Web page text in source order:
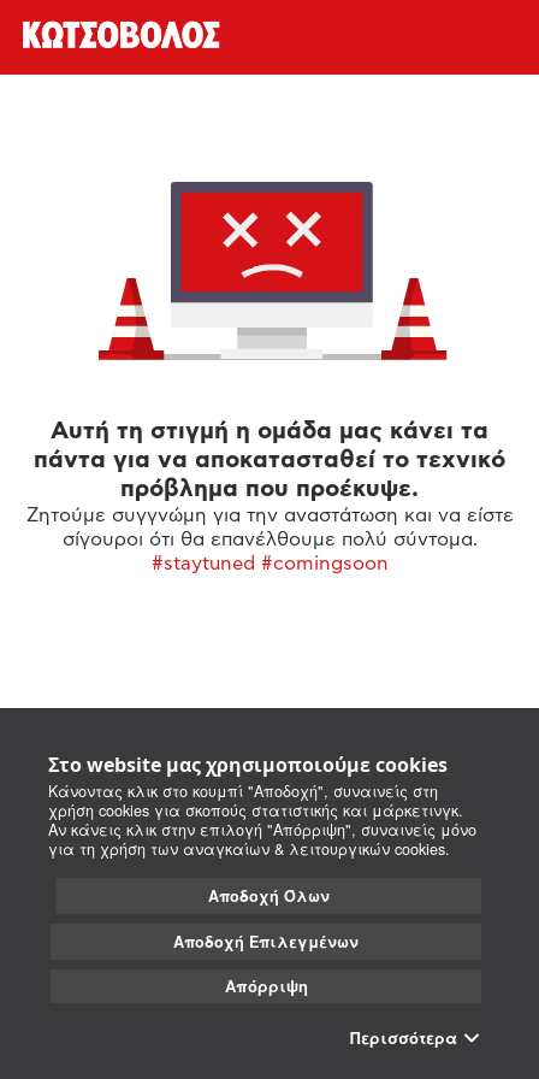
Στο website μας χρησιμοποιούμε cookies
Κάνοντας κλικ στο κουμπί "Αποδοχή", συναινείς στη
χρήση cookies για σκοπούς στατιστικής και μάρκετινγκ.
Αν κάνεις κλικ στην επιλογή "Απόρριψη", συναινείς μόνο
για τη χρήση των αναγκαίων & λειτουργικών cookies.
Αποδοχή Όλων
Αποδοχή Επιλεγμένων
Απόρριψη
Περισσότερα
Αυτή τη στιγμή η ομάδα μας κάνει τα
πάντα για να αποκατασταθεί το τεχνικό
πρόβλημα που προέκυψε.
Ζητούμε συγγνώμη για την αναστάτωση και να είστε
σίγουροι ότι θα επανέλθουμε πολύ σύντομα.
#staytuned #comingsoon